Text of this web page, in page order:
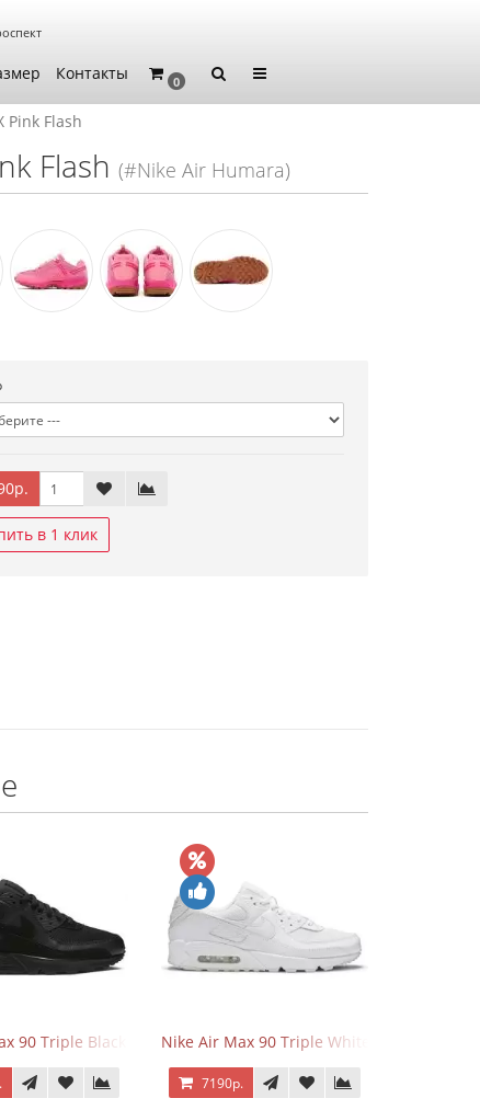
Контакты 0
Pink Flash
Flash (#Nike Air Humara)
в 1 клик
1 Low Eyes
90 Triple Black Nike Air Max 90 Triple White
7190р.